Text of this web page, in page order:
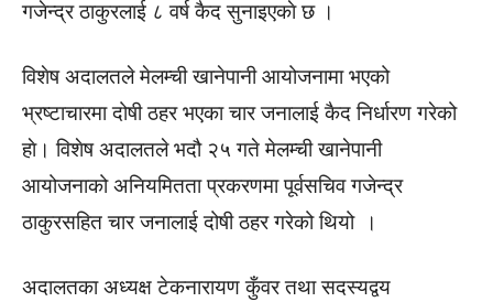
गजेन्द्र ठाकुरलाई ८ वर्ष कैद सुनाइएकाे छ ।
विशेष अदालतले मेलम्ची खानेपानी आयोजनामा भएको
भ्रष्टाचारमा दोषी ठहर भएका चार जनालाई कैद निर्धारण गरेको
हाे। विशेष अदालतले भदौ २५ गते मेलम्ची खानेपानी
आयोजनाको अनियमितता प्रकरणमा पूर्वसचिव गजेन्द्र
ठाकुरसहित चार जनालाई दोषी ठहर गरेको थियो ।
अदालतका अध्यक्ष टेकनारायण कुँवर तथा सदस्यद्वय